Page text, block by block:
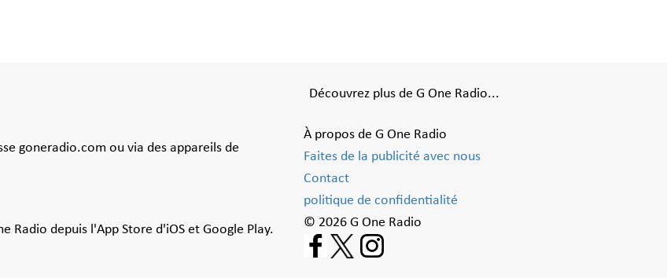
goneradio.com ou via des appareils de
Radio depuis l'App Store d'iOS et Google Play.
Découvrez plus de G One Radio...
À propos de G One Radio
Faites de la publicité avec nous
Contact
politique de confidentialité
© 2026 G One Radio